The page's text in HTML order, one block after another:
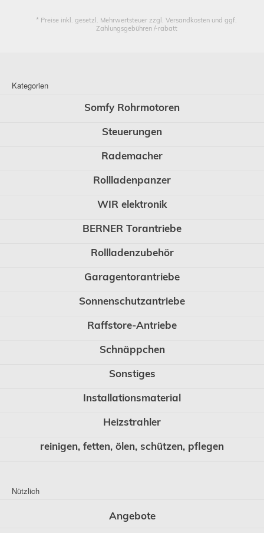
* Preise inkl. gesetzl. Mehrwertsteuer zzgl. Versandkosten und ggf.
Zahlungsgebühren /-rabatt
Kategorien
Somfy Rohrmotoren
Steuerungen
Rademacher
Rollladenpanzer
WIR elektronik
BERNER Torantriebe
Rollladenzubehör
Garagentorantriebe
Sonnenschutzantriebe
Raffstore-Antriebe
Schnäppchen
Sonstiges
Installationsmaterial
Heizstrahler
reinigen, fetten, ölen, schützen, pflegen
Nützlich
Angebote